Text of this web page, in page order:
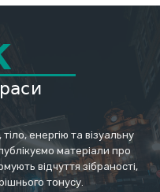
енергію та візуальну
матеріали про
відчуття зібраності,
тонусу.